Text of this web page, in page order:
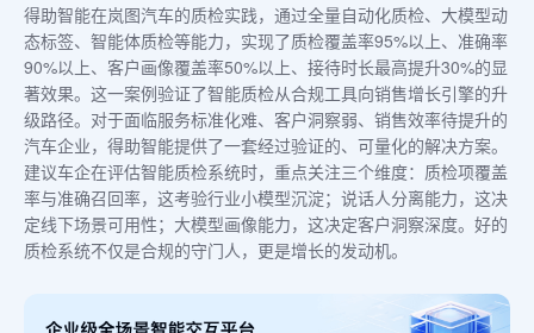
得助智能在岚图汽车的质检实践，通过全量自动化质检、大模型动
态标签、智能体质检等能力，实现了质检覆盖率95%以上、准确率
90%以上、客户画像覆盖率50%以上、接待时长最高提升30%的显
著效果。这一案例验证了智能质检从合规工具向销售增长引擎的升
级路径。对于面临服务标准化难、客户洞察弱、销售效率待提升的
汽车企业，得助智能提供了一套经过验证的、可量化的解决方案。
建议车企在评估智能质检系统时，重点关注三个维度：质检项覆盖
率与准确召回率，这考验行业小模型沉淀；说话人分离能力，这决
定线下场景可用性；大模型画像能力，这决定客户洞察深度。好的
质检系统不仅是合规的守门人，更是增长的发动机。